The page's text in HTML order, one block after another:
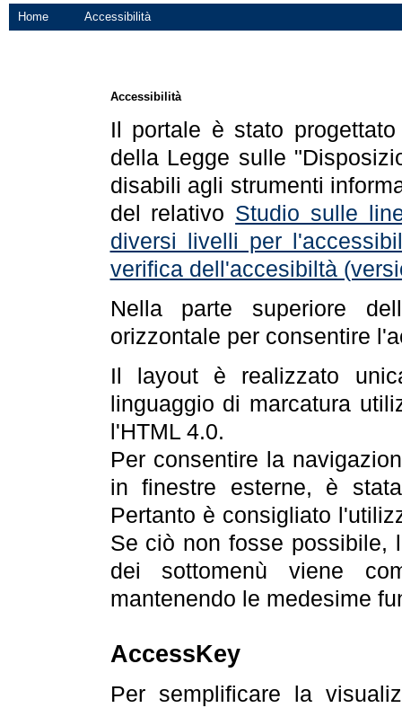
Home Accessibilità
Accessibilità
Il portale è stato
della Legge sulle
disabili agli strumenti
del relativo Studio sulle
diversi livelli per
verifica dell'accesibiltà
Nella parte superiore
orizzontale per consentire
Il layout è realizzato
linguaggio di marcatura
l'HTML 4.0.
Per consentire la
in finestre esterne, è
Pertanto è consigliato
Se ciò non fosse possibile,
dei sottomenù viene
mantenendo le medesime
AccessKey
Per semplificare la